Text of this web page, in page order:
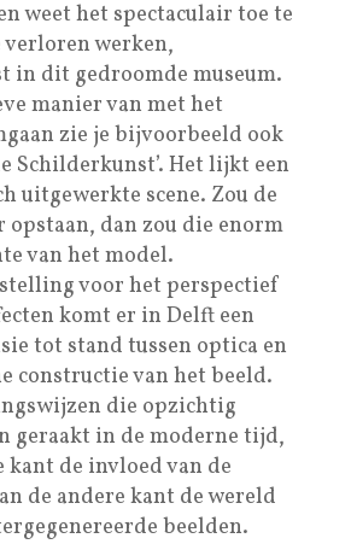
weet het spectaculair toe te
verloren werken,
in dit gedroomde museum.
manier van met het
zie je bijvoorbeeld ook
Schilderkunst’. Het lijkt een
uitgewerkte scene. Zou de
opstaan, dan zou die enorm
van het model.
voor het perspectief
komt er in Delft een
tot stand tussen optica en
constructie van het beeld.
die opzichtig
geraakt in de moderne tijd,
kant de invloed van de
de andere kant de wereld
beelden.